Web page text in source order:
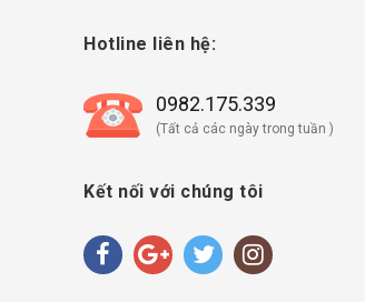
Hotline liên hệ:
0982.175.339
(Tất cả các ngày trong tuần )
Kết nối với chúng tôi